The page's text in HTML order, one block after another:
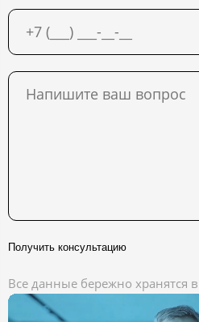
Получить консультацию
Все данные бережно хранятся